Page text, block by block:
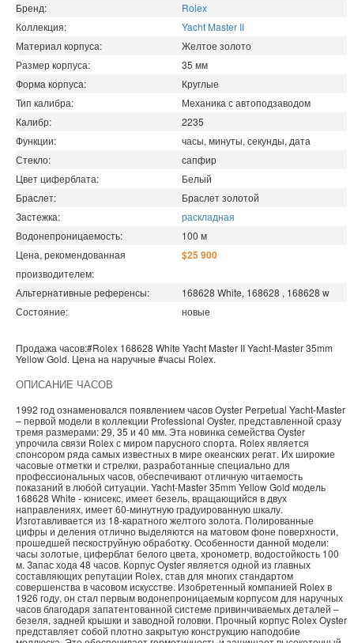
Бренд:
Rolex
Коллекция:
Yacht Master II
Материал корпуса:
Желтое золото
Размер корпуса:
35 мм
Форма корпуса:
Круглые
Тип калибра:
Механика с автоподзаводом
Калибр:
2235
Функции:
часы, минуты, секунды, дата
Стекло:
сапфир
Цвет циферблата:
Белый
Браслет:
Браслет золотой
Застежка:
раскладная
Водонепроницаемость: 100 м
Цена, рекомендованная
производителем:
$25 900
Альтернативные референсы:
168628 White, 168628 , 168628 w
Состояние:
новые
Продажа часов:#Rolex 168628 White Yacht Master IIYacht-Master 35mm
Yellow Gold. Цена на наручные #часы Rolex.
ОПИСАНИЕ ЧАСОВ
1992 год ознаменовался появлением часов Oyster Perpetual Yacht-Master
– первой модели в коллекции Professional Oyster, представленной сразу
тремя размерами: 29, 35 и 40 мм. Эта новинка семейства Oyster
упрочила связи Rolex с миром парусного спорта. Rolex является
спонсором ряда самых известных в мире океанских регат. Их широкие
часовые отметки и стрелки, разработанные специально для
профессиональных часов, обеспечивают отличную читаемость
показаний в любой ситуации. Yacht-Master 35mm Yellow Gold модель
168628 White - юнисекс, имеет безель, вращающийся в двух
направлениях, имеет 60‑минутную градуированную шкалу.
Изготавливается из 18‑каратного желтого золота. Полированные
цифры и деления отлично выделяются на матовом фоне поверхности,
прошедшей пескоструйную обработку. Особенности данной модели:
часы золотые, циферблат белого цвета, хронометр, водостойкость 100
м. Запас хода 48 часов. Корпус Oyster является одной из главных
составляющих репутации Rolex, став для многих стандартом
совершенства в часовом искусстве. Изобретенный компанией Rolex в
1926 году, он стал первым водонепроницаемым корпусом для наручных
часов благодаря запатентованной системе привинчиваемых деталей –
безеля, задней крышки и заводной головки. Прочный корпус Rolex Oyster
представляет собой плотно закрытую конструкцию наподобие